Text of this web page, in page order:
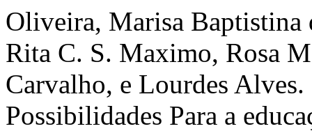
Oliveira, Marisa Baptistina
Rita C. S. Maximo, Rosa
Carvalho, e Lourdes Alves.
Possibilidades Para a